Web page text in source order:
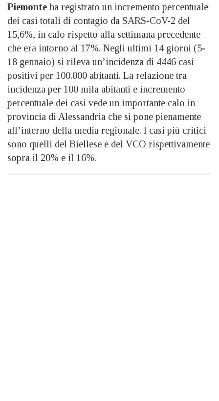
Piemonte ha registrato un incremento percentuale
dei casi totali di contagio da SARS-CoV-2 del
15,6%, in calo rispetto alla settimana precedente
che era intorno al 17%. Negli ultimi 14 giorni (5-
18 gennaio) si rileva un’incidenza di 4446 casi
positivi per 100.000 abitanti. La relazione tra
incidenza per 100 mila abitanti e incremento
percentuale dei casi vede un importante calo in
provincia di Alessandria che si pone pienamente
all’interno della media regionale. I casi più critici
sono quelli del Biellese e del VCO rispettivamente
sopra il 20% e il 16%.